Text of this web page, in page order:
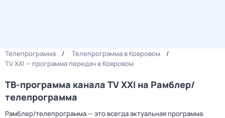
Телепрограмма
Телепрограмма в Ковровом
TV XXI — программа передач в Ковровом
ТВ-программа канала TV XXI на Рамблер/
телепрограмма
Рамблер/телепрограмма — это всегда актуальная программа